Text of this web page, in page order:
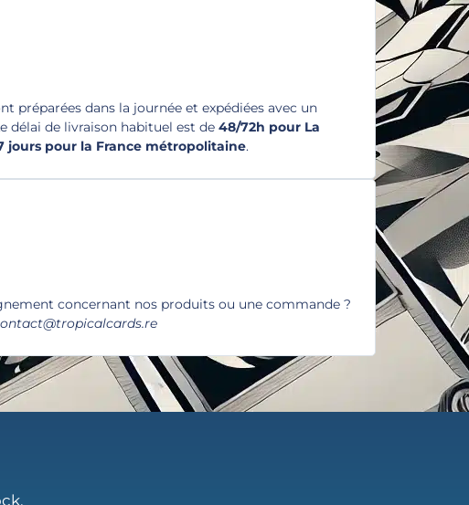
préparées dans la journée et expédiées avec un
délai de livraison habituel est de 48/72h pour La
jours pour la France métropolitaine.
concernant nos produits ou une commande ?